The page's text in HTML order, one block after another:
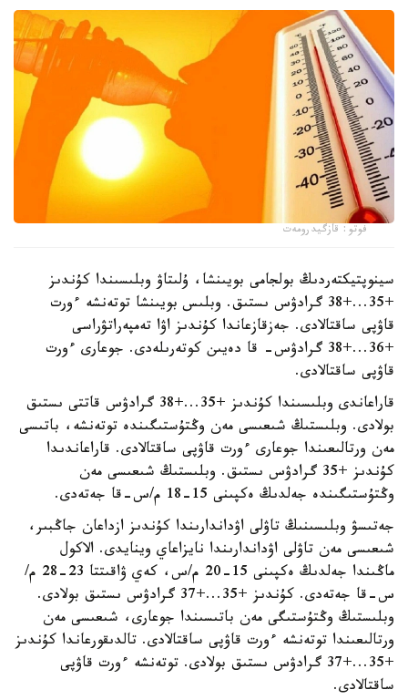
فوتو: قازگيدرومەت
سينوپتيكتەردىڭ بولجامى بويىنشا، ۇلىتاۋ وبلىسىندا كۇندىز
+35...+38 گرادۋس ىستىق. وبلىس بويىنشا توتەنشە ءورت
قاۋپى ساقتالادى. جەزقازعاندا كۇندىز اۋا تەمپەراتۋراسى
+36...+38 گرادۋس- قا دەيىن كوتەرىلەدى. جوعارى ءورت
قاۋپى ساقتالادى.
قاراعاندى وبلىسىندا كۇندىز +35...+38 گرادۋس قاتتى ىستىق
بولادى. وبلىستىڭ شىعىسى مەن وڭتۇستىگىندە توتەنشە، باتىسى
مەن ورتالىعىندا جوعارى ءورت قاۋپى ساقتالادى. قاراعاندىدا
كۇندىز +35 گرادۋس ىستىق. وبلىستىڭ شىعىسى مەن
وڭتۇستىگىندە جەلدىڭ ەكپىنى 15-18 م/س-قا جەتەدى.
جەتىسۋ وبلىسىنىڭ تاۋلى اۋداندارىندا كۇندىز ازداعان جاڭبىر،
شىعىسى مەن تاۋلى اۋداندارىندا نايزاعاي وينايدى. الاكول
ماڭىندا جەلدىڭ ەكپىنى 15-20 م/س، كەي ۋاقىتتا 23-28 م/
س-قا جەتەدى. كۇندىز +35...+37 گرادۋس ىستىق بولادى.
وبلىستىڭ وڭتۇستىگى مەن باتىسىندا جوعارى، شىعىسى مەن
ورتالىعىندا توتەنشە ءورت قاۋپى ساقتالادى. تالدىقورعاندا كۇندىز
+35...+37 گرادۋس ىستىق بولادى. توتەنشە ءورت قاۋپى
ساقتالادى.